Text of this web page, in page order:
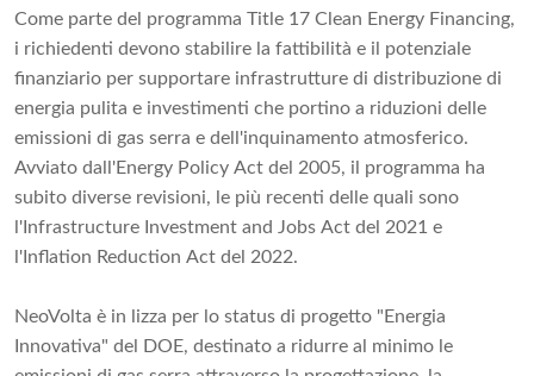
Come parte del programma Title 17 Clean Energy Financing,
i richiedenti devono stabilire la fattibilità e il potenziale
finanziario per supportare infrastrutture di distribuzione di
energia pulita e investimenti che portino a riduzioni delle
emissioni di gas serra e dell'inquinamento atmosferico.
Avviato dall'Energy Policy Act del 2005, il programma ha
subito diverse revisioni, le più recenti delle quali sono
l'Infrastructure Investment and Jobs Act del 2021 e
l'Inflation Reduction Act del 2022.
NeoVolta è in lizza per lo status di progetto "Energia
Innovativa" del DOE, destinato a ridurre al minimo le